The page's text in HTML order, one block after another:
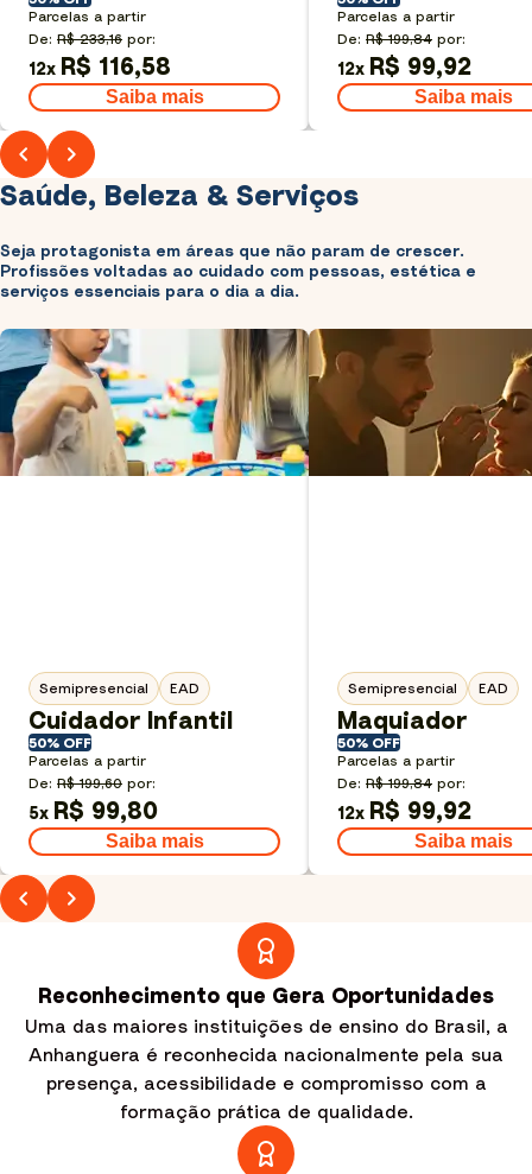
Parcelas a partir
De: R$ 233,16 por:
12x R$ 116,58
Saiba mais
Parcelas a partir
De: R$ 199,84 por:
12x R$ 99,92
Saiba mais
Saúde, Beleza & Serviços
Seja protagonista em áreas que não param de crescer.
Profissões voltadas ao cuidado com pessoas, estética e
serviços essenciais para o dia a dia.
Semipresencial EAD
Cuidador Infantil
50% OFF
Parcelas a partir
De: R$ 199,60 por:
5x R$ 99,80
Saiba mais
Semipresencial EAD
Maquiador
50% OFF
Parcelas a partir
De: R$ 199,84 por:
12x R$ 99,92
Saiba mais
Reconhecimento que Gera Oportunidades
Uma das maiores instituições de ensino do Brasil, a
Anhanguera é reconhecida nacionalmente pela sua
presença, acessibilidade e compromisso com a
formação prática de qualidade.